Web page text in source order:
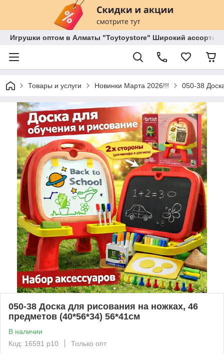
Игрушки оптом в Алматы "Toytoystore" Широкий
Товары и услуги Новинки Марта 2026!!! 050-38
050-38 Доска для рисования на ножках, 46
предметов (40*56*34) 56*41см
В наличии
Код: 16591 р10
Только опт